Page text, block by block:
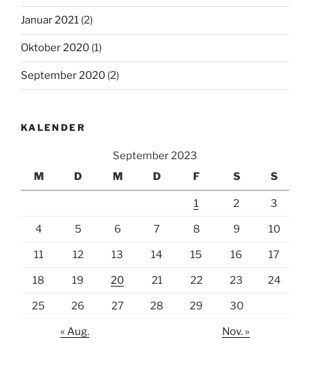
Januar 2021 (2)
Oktober 2020 (1)
September 2020 (2)
KALENDER
September 2023
M
D M D F S S
1 2 3
4 5 6 7 8 9 10
11 12 13 14 15 16 17
18 19 20 21 22 23 24
25 26 27 28 29 30
« Aug. Nov. »